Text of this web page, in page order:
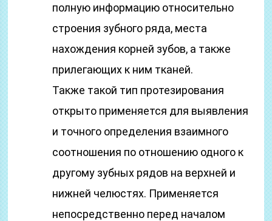
полную информацию относительно
строения зубного ряда, места
нахождения корней зубов, а также
прилегающих к ним тканей.
Также такой тип протезирования
открыто применяется для выявления
и точного определения взаимного
соотношения по отношению одного к
другому зубных рядов на верхней и
нижней челюстях. Применяется
непосредственно перед началом